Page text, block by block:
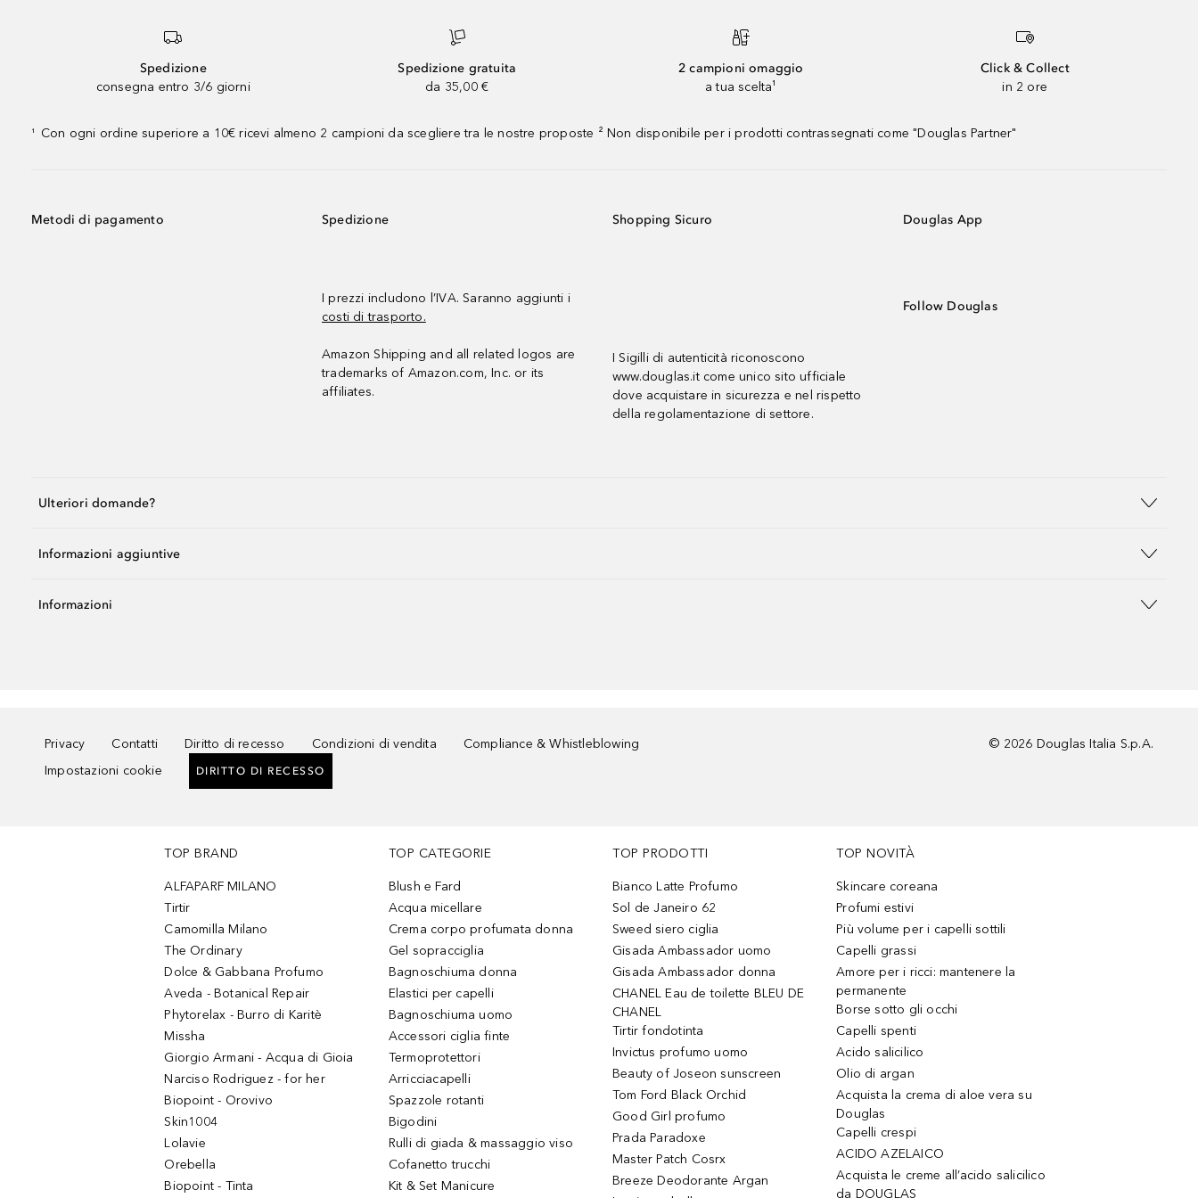
Spedizione
consegna entro 3/6 giorni
Spedizione gratuita
da 35,00 €
2 campioni omaggio
a tua scelta¹
Click & Collect
in 2 ore
¹ Con ogni ordine superiore a 10€ ricevi almeno 2 campioni da scegliere tra le nostre proposte ² Non disponibile per i prodotti contrassegnati come "Douglas Partner"
Metodi di pagamento Spedizione
I prezzi includono l’IVA. Saranno aggiunti i
costi di trasporto.
Amazon Shipping and all related logos are
trademarks of Amazon.com, Inc. or its
affiliates.
Shopping Sicuro
I Sigilli di autenticità riconoscono
www.douglas.it come unico sito ufficiale
dove acquistare in sicurezza e nel rispetto
della regolamentazione di settore.
Douglas App
Follow Douglas
Ulteriori domande?
Informazioni aggiuntive
Informazioni
Privacy Contatti Diritto di recesso Condizioni di vendita
Compliance & Whistleblowing
Impostazioni cookie
DIRITTO DI RECESSO
© 2026 Douglas Italia S.p.A.
TOP BRAND
ALFAPARF MILANO
Tirtir
Camomilla Milano
The Ordinary
Dolce & Gabbana Profumo
Aveda - Botanical Repair
Phytorelax - Burro di Karitè
Missha
Giorgio Armani - Acqua di Gioia
Narciso Rodriguez - for her
Biopoint - Orovivo
Skin1004
Lolavie
Orebella
Biopoint - Tinta
TOP CATEGORIE
Blush e Fard
Acqua micellare
Crema corpo profumata donna
Gel sopracciglia
Bagnoschiuma donna
Elastici per capelli
Bagnoschiuma uomo
Accessori ciglia finte
Termoprotettori
Arricciacapelli
Spazzole rotanti
Bigodini
Rulli di giada & massaggio viso
Cofanetto trucchi
Kit & Set Manicure
TOP PRODOTTI
Bianco Latte Profumo
Sol de Janeiro 62
Sweed siero ciglia
Gisada Ambassador uomo
Gisada Ambassador donna
CHANEL Eau de toilette BLEU DE
CHANEL
Tirtir fondotinta
Invictus profumo uomo
Beauty of Joseon sunscreen
Tom Ford Black Orchid
Good Girl profumo
Prada Paradoxe
Master Patch Cosrx
Breeze Deodorante Argan
TOP NOVITÀ
Skincare coreana
Profumi estivi
Più volume per i capelli sottili
Capelli grassi
Amore per i ricci: mantenere la
permanente
Borse sotto gli occhi
Capelli spenti
Acido salicilico
Olio di argan
Acquista la crema di aloe vera su
Douglas
Capelli crespi
ACIDO AZELAICO
Acquista le creme all’acido salicilico
da DOUGLAS